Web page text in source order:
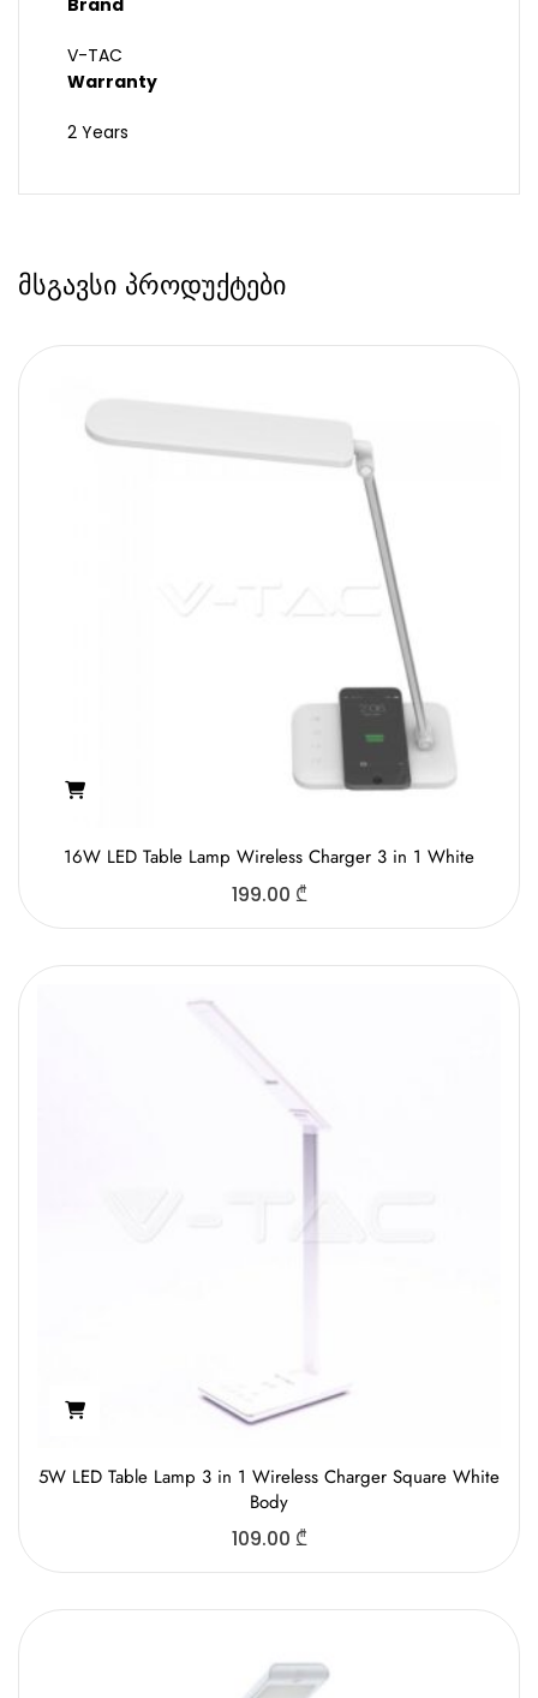
Brand
V-TAC
Warranty
2 Years
მსგავსი პროდუქტები
16W LED Table Lamp Wireless Charger 3 in 1 White
199.00 ₾
5W LED Table Lamp 3 in 1 Wireless Charger Square White
Body
109.00 ₾